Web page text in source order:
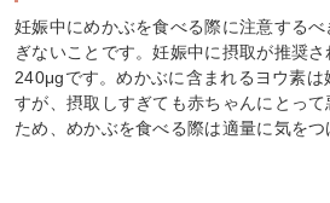
妊娠中にめかぶを食べる際に注意する
ぎないことです。妊娠中に摂取が推奨
240μgです。めかぶに含まれるヨウ素
すが、摂取しすぎても赤ちゃんにとっ
ため、めかぶを食べる際は適量に気をつ